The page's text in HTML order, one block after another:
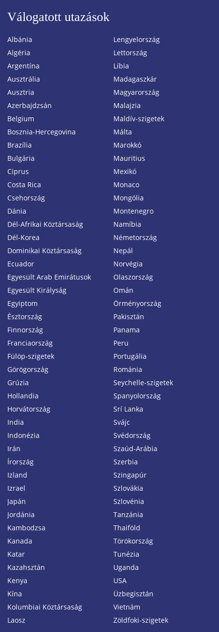
Válogatott utazások
Albánia
Algéria
Argentína
Ausztrália
Ausztria
Azerbajdzsán
Belgium
Bosznia-Hercegovina
Brazília
Bulgária
Ciprus
Costa Rica
Csehország
Dánia
Dél-Afrikai Köztársaság
Dél-Korea
Dominikai Köztársaság
Ecuador
Egyesült Arab Emirátusok
Egyesült Királyság
Egyiptom
Észtország
Finnország
Franciaország
Fülöp-szigetek
Görögország
Grúzia
Hollandia
Horvátország
India
Indonézia
Irán
Írország
Izland
Izrael
Japán
Jordánia
Kambodzsa
Kanada
Katar
Kazahsztán
Kenya
Kína
Kolumbiai Köztársaság
Laosz
Lengyelország
Lettország
Líbia
Madagaszkár
Magyarország
Malajzia
Maldív-szigetek
Málta
Marokkó
Mauritius
Mexikó
Monaco
Mongólia
Montenegro
Namíbia
Németország
Nepál
Norvégia
Olaszország
Omán
Örményország
Pakisztán
Panama
Peru
Portugália
Románia
Seychelle-szigetek
Spanyolország
Srí Lanka
Svájc
Svédország
Szaúd-Arábia
Szerbia
Szingapúr
Szlovákia
Szlovénia
Tanzánia
Thaiföld
Törökország
Tunézia
Uganda
USA
Üzbegisztán
Vietnám
Zöldfoki-szigetek